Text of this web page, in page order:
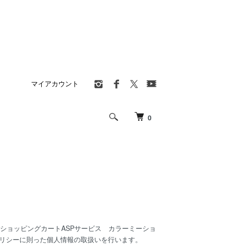
0
マイアカウント
ョッピングカートASPサービス カラーミーショ
シーに則った個人情報の取扱いを行います。